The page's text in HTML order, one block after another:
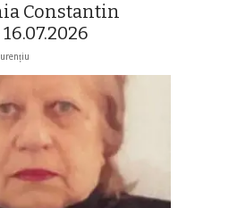
Constantin